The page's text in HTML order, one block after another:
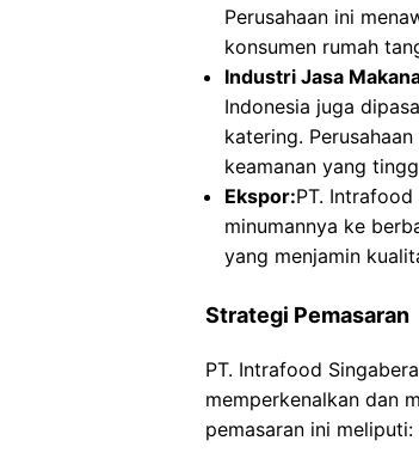
Perusahaan ini
konsumen rumah
Industri Jasa
Indonesia juga
katering.
keamanan yang
Ekspor:PT.
minumannya ke
yang menjamin
Strategi Pemasaran
PT. Intrafood
memperkenalkan dan
pemasaran ini meliputi: